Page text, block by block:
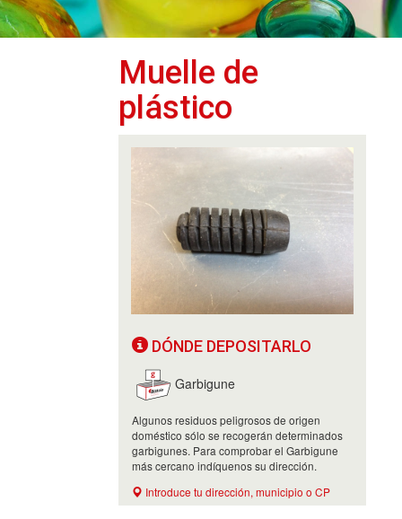
Muelle de
plástico
DÓNDE DEPOSITARLO
Garbigune
Algunos residuos peligrosos de origen
doméstico sólo se recogerán determinados
garbigunes. Para comprobar el Garbigune
más cercano indíquenos su dirección.
Introduce tu dirección, municipio o CP